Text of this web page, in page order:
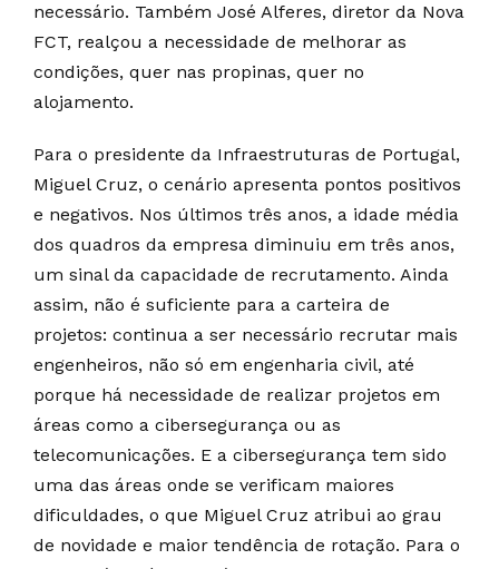
necessário. Também José Alferes, diretor da Nova
FCT, realçou a necessidade de melhorar as
condições, quer nas propinas, quer no
alojamento.
Para o presidente da Infraestruturas de Portugal,
Miguel Cruz, o cenário apresenta pontos positivos
e negativos. Nos últimos três anos, a idade média
dos quadros da empresa diminuiu em três anos,
um sinal da capacidade de recrutamento. Ainda
assim, não é suficiente para a carteira de
projetos: continua a ser necessário recrutar mais
engenheiros, não só em engenharia civil, até
porque há necessidade de realizar projetos em
áreas como a cibersegurança ou as
telecomunicações. E a cibersegurança tem sido
uma das áreas onde se verificam maiores
dificuldades, o que Miguel Cruz atribui ao grau
de novidade e maior tendência de rotação. Para o